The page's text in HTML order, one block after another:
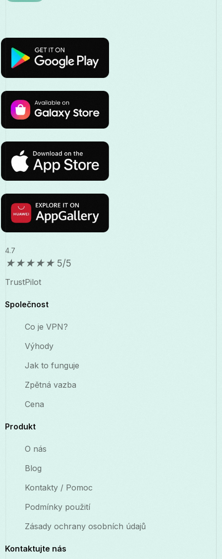
4.7
★★★★★ 5/5
TrustPilot
Společnost
Co je VPN?
Výhody
Jak to funguje
Zpětná vazba
Cena
Produkt
O nás
Blog
Kontakty / Pomoc
Podmínky použití
Zásady ochrany osobních údajů
Kontaktujte nás